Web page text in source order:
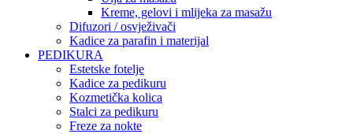
Kreme, gelovi i mlijeka za masažu
Difuzori / osvježivači
Kadice za parafin i materijal
PEDIKURA
Estetske fotelje
Kadice za pedikuru
Kozmetička kolica
Stalci za pedikuru
Freze za nokte